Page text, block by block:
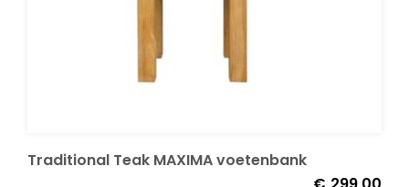
Traditional Teak MAXIMA voetenbank